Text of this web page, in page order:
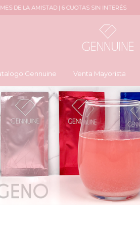
SIN INTERÉS ENVÍOS A TODO EL PAÍS
Gennuine Venta Mayorista